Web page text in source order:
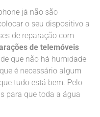
já não são
o seu dispositivo a
de reparação com
de telemóveis
que não há humidade
é necessário algum
tudo está bem. Pelo
para que toda a água